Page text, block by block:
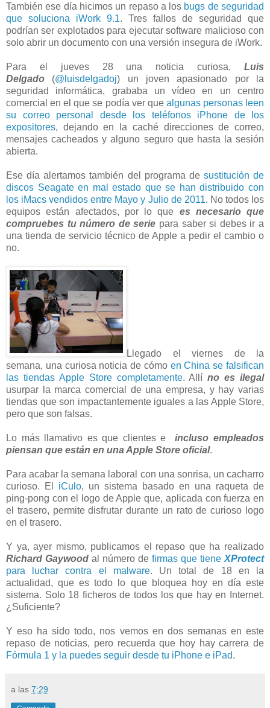
También ese día hicimos un repaso a los bugs de seguridad
que soluciona iWork 9.1. Tres fallos de seguridad que
podrían ser explotados para ejecutar software malicioso con
solo abrir un documento con una versión insegura de iWork.
Para el jueves 28 una noticia curiosa, Luis
Delgado (@luisdelgadoj) un joven apasionado por la
seguridad informática, grababa un vídeo en un centro
comercial en el que se podía ver que algunas personas leen
su correo personal desde los teléfonos iPhone de los
expositores, dejando en la caché direcciones de correo,
mensajes cacheados y alguno seguro que hasta la sesión
abierta.
Ese día alertamos también del programa de sustitución de
discos Seagate en mal estado que se han distribuido con
los iMacs vendidos entre Mayo y Julio de 2011. No todos los
equipos están afectados, por lo que es necesario que
compruebes tu número de serie para saber si debes ir a
una tienda de servicio técnico de Apple a pedir el cambio o
no.
Llegado el viernes de la
semana, una curiosa noticia de cómo en China se falsifican
las tiendas Apple Store completamente. Allíno es ilegal
usurpar la marca comercial de una empresa, y hay varias
tiendas que son impactantemente iguales a las Apple Store,
pero que son falsas.
Lo más llamativo es que clientes eincluso empleados
piensan que están en una Apple Store oficial.
Para acabar la semana laboral con una sonrisa, un cacharro
curioso. El iCulo, un sistema basado en una raqueta de
ping-pong con el logo de Apple que, aplicada con fuerza en
el trasero, permite disfrutar durante un rato de curioso logo
en el trasero.
Y ya, ayer mismo, publicamos el repaso que ha realizado
Richard Gaywood al número de firmas que tiene XProtect
para luchar contra el malware. Un total de 18 en la
actualidad, que es todo lo que bloquea hoy en día este
sistema. Solo 18 ficheros de todos los que hay en Internet.
¿Suficiente?
Y eso ha sido todo, nos vemos en dos semanas en este
repaso de noticias, pero recuerda que hoy hay carrera de
Fórmula 1 y la puedes seguir desde tu iPhone e iPad.
a las 7:29